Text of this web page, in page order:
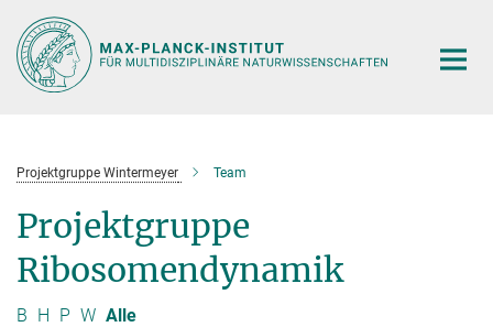
Hauptinhalt
Projektgruppe Wintermeyer Team
Projektgruppe
Ribosomendynamik
B H P W Alle